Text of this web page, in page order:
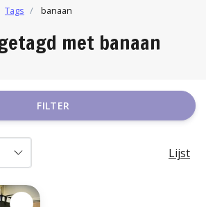
Tags banaan
met banaan
FILTER
Lijst